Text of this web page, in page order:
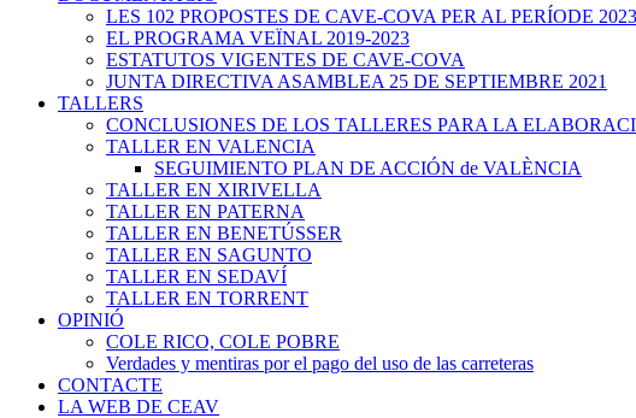
LES 102 PROPOSTES DE CAVE-COVA PER AL PERÍODE
EL PROGRAMA VEÏNAL 2019-2023
ESTATUTOS VIGENTES DE CAVE-COVA
JUNTA DIRECTIVA ASAMBLEA 25 DE SEPTIEMBRE 2021
TALLERS
CONCLUSIONES DE LOS TALLERES PARA LA
TALLER EN VALENCIA
SEGUIMIENTO PLAN DE ACCIÓN de VALÈNCIA
TALLER EN XIRIVELLA
TALLER EN PATERNA
TALLER EN BENETÚSSER
TALLER EN SAGUNTO
TALLER EN SEDAVÍ
TALLER EN TORRENT
OPINIÓ
COLE RICO, COLE POBRE
Verdades y mentiras por el pago del uso de las carreteras
CONTACTE
LA WEB DE CEAV